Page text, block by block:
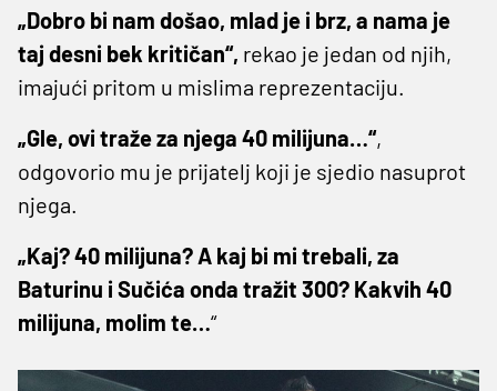
„Dobro bi nam došao, mlad je i brz, a nama je
taj desni bek kritičan“, rekao je jedan od njih,
imajući pritom u mislima reprezentaciju.
„Gle, ovi traže za njega 40 milijuna…“,
odgovorio mu je prijatelj koji je sjedio nasuprot
njega.
„Kaj? 40 milijuna? A kaj bi mi trebali, za
Baturinu i Sučića onda tražit 300? Kakvih 40
milijuna, molim te…“